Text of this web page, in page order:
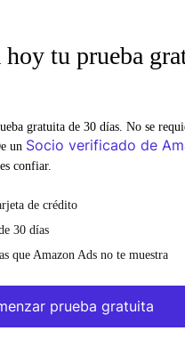
hoy tu prueba
gratuita de 30 días. No se
un Socio verificado de
confiar.
de crédito
30 días
que Amazon Ads no te muestra
prueba gratuita